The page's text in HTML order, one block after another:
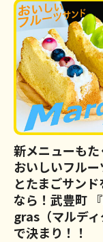
新メニューもた
おいしいフル
とたまごサン
なら！武豊町
gras（マルディ
で決まり！！